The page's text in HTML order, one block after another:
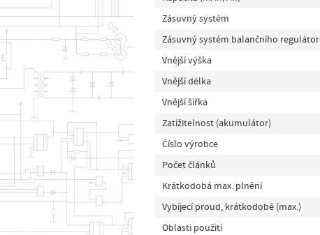
Zásuvný systém
Zásuvný systém balančního
Vnější výška
Vnější délka
Vnější šířka
Zatížitelnost (akumulátor)
Číslo výrobce
Počet článků
Krátkodobá max. plnění
Vybíjecí proud, krátkodobě (max.)
Oblasti použití